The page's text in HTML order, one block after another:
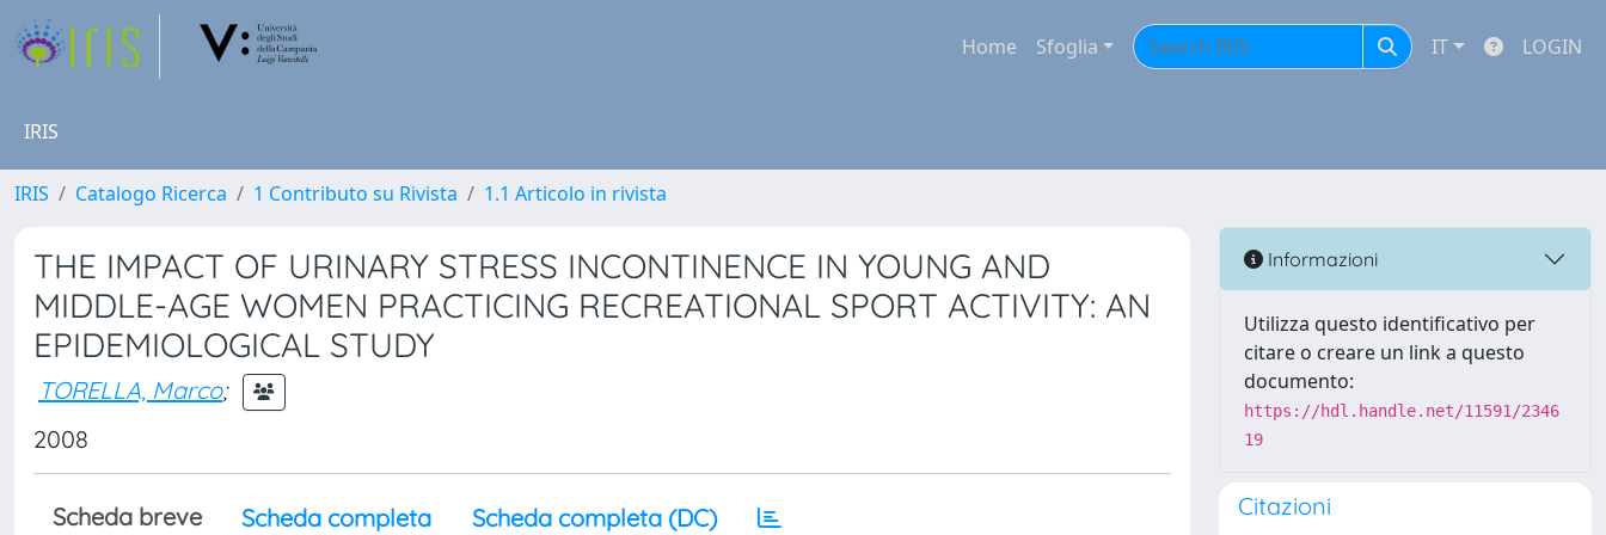
Home Sfoglia IT LOGIN
IRIS
IRIS Catalogo Ricerca 1 Contributo su Rivista 1.1 Articolo in rivista
THE IMPACT OF URINARY STRESS INCONTINENCE IN YOUNG AND
MIDDLE-AGE WOMEN PRACTICING RECREATIONAL SPORT ACTIVITY: AN
EPIDEMIOLOGICAL STUDY
TORELLA, Marco;
2008
Scheda breve Scheda completa Scheda completa (DC)
Informazioni
Utilizza questo identificativo per
citare o creare un link a questo
documento:
https://hdl.handle.net/11591/2346
19
Citazioni